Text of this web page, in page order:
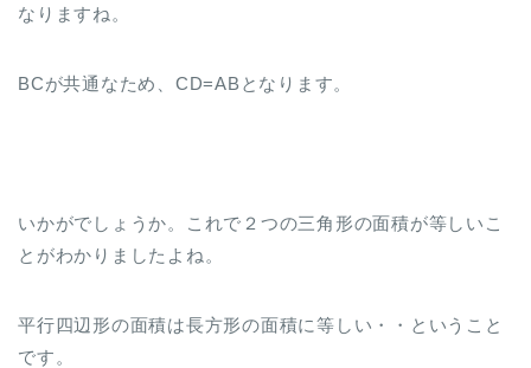
なりますね。
BCが共通なため、CD=ABとなります。
いかがでしょうか。これで２つの三角形の面積が等しいこ
とがわかりましたよね。
平行四辺形の面積は長方形の面積に等しい・・ということ
です。